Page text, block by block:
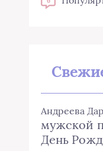
Андреева
мужской
День